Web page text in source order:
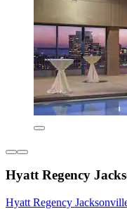
Hyatt Regency
Hyatt Regency